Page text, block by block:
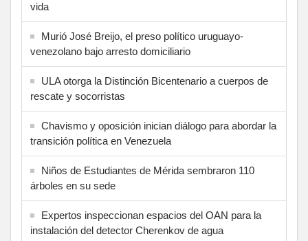
vida
Murió José Breijo, el preso político uruguayo-
venezolano bajo arresto domiciliario
ULA otorga la Distinción Bicentenario a cuerpos de
rescate y socorristas
Chavismo y oposición inician diálogo para abordar la
transición política en Venezuela
Niños de Estudiantes de Mérida sembraron 110
árboles en su sede
Expertos inspeccionan espacios del OAN para la
instalación del detector Cherenkov de agua